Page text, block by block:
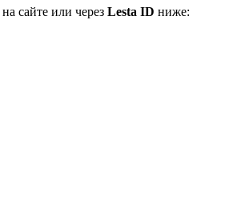
на сайте или через Lesta ID ниже: